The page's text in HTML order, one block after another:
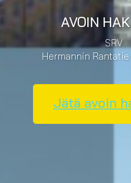
AVOIN
SRV
Hermannin
Jätä avoin